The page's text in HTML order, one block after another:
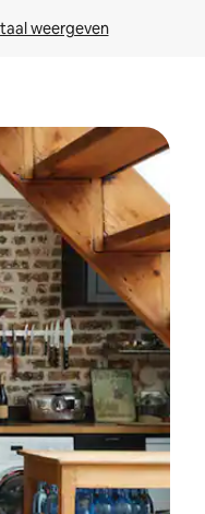
weergeven
door te tikken of swipen.